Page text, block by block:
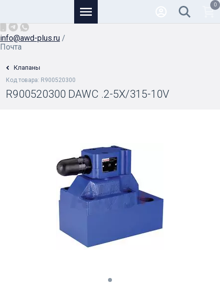
info@awd-plus.ru /
Почта
0
Клапаны
Код товара: R900520300
R900520300 DAWC .2-5X/315-10V